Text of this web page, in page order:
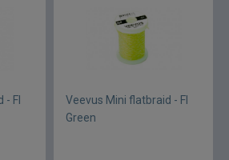
- Fl
Veevus Mini flatbraid - Fl
Green